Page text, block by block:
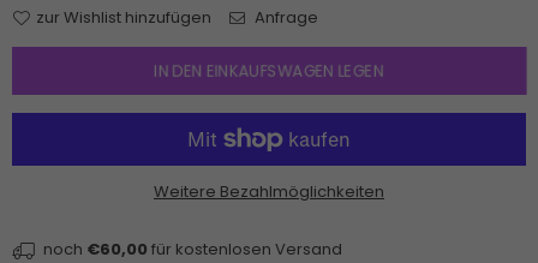
zur Wishlist hinzufügen Anfrage
IN DEN EINKAUFSWAGEN LEGEN
Weitere Bezahlmöglichkeiten
noch €60,00 für kostenlosen Versand